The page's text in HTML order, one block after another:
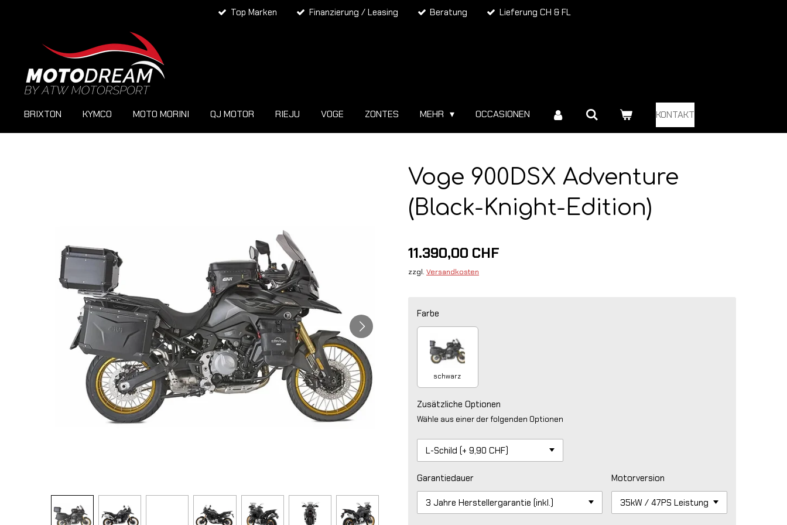
Top Marken Finanzierung / Leasing Beratung Lieferung CH & FL
BRIXTON KYMCO MOTO MORINI QJ MOTOR RIEJU VOGE ZONTES MEHR OCCASIONEN KONTAKT
Voge 900DSX Adventure
(Black-Knight-Edition)
11.390,00 CHF
zzgl. Versandkosten
Farbe
schwarz
Zusätzliche Optionen
Wähle aus einer der folgenden Optionen
Garantiedauer Motorversion